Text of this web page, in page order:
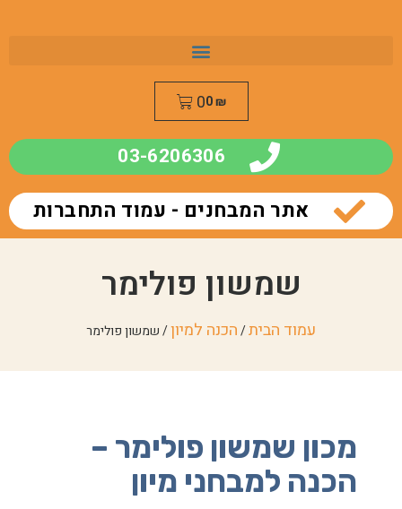
0₪
0
03-6206306
אתר המבחנים - עמוד התחברות
שמשון פולימר
עמוד הבית/הכנה למיון/ שמשון פולימר
מכון שמשון פולימר –
הכנה למבחני מיון